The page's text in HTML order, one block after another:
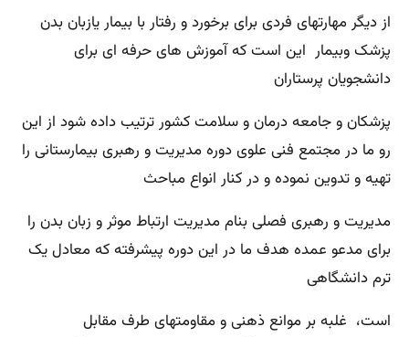
از دیگر مهارتهای فردی برای برخورد و رفتار با بیمار یازبان بدن
پزشک وبیمار این است که آموزش های حرفه ای برای
دانشجویان پرستاران
پزشکان و جامعه درمان و سلامت کشور ترتیب داده شود از این
رو ما در مجتمع فنی علوی دوره مدیریت و رهبری بیمارستانی را
تهیه و تدوین نموده و در کنار انواع مباحث
مدیریت و رهبری فصلی بنام مدیریت ارتباط موثر و زبان بدن را
برای مدعو عمده هدف ما در این دوره پیشرفته که معادل یک
ترم دانشگاهی
است، غلبه بر موانع ذهنی و مقاومتهای طرف مقابل